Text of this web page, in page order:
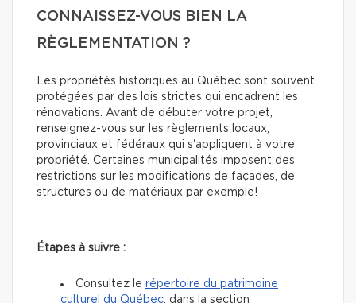
CONNAISSEZ-VOUS BIEN LA
RÈGLEMENTATION ?
Les propriétés historiques au Québec sont souvent
protégées par des lois strictes qui encadrent les
rénovations. Avant de débuter votre projet,
renseignez-vous sur les règlements locaux,
provinciaux et fédéraux qui s'appliquent à votre
propriété. Certaines municipalités imposent des
restrictions sur les modifications de façades, de
structures ou de matériaux par exemple!
Étapes à suivre :
Consultez le répertoire du patrimoine
culturel du Québec , dans la section